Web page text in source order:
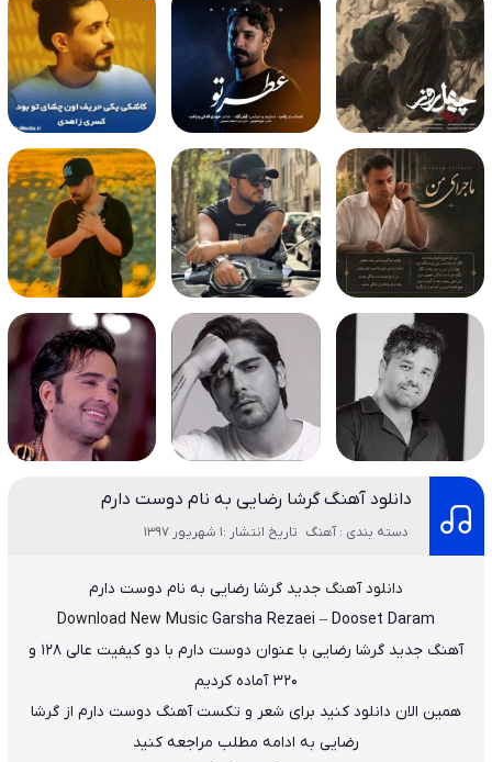
دانلود آهنگ گرشا رضایی به نام دوست دارم
دسته بندی : آهنگ تاریخ انتشار :1 شهریور 1397
دانلود آهنگ جدید گرشا رضایی به نام دوست دارم
Download New Music Garsha Rezaei – Dooset Daram
آهنگ جدید گرشا رضایی با عنوان دوست دارم
با دو کیفیت عالی ۱۲۸ و
۳۲۰ آماده کردیم
همین الان دانلود کنید برای شعر و تکست آهنگ دوست دارم از گرشا
رضایی به ادامه مطلب مراجعه کنید